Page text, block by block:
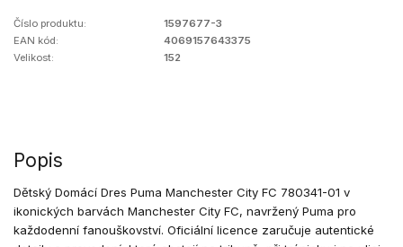
Číslo produktu:
1597677-3
EAN kód:
4069157643375
Velikost:
152
Popis
Dětský Domácí Dres Puma Manchester City FC 780341-01 v
ikonických barvách Manchester City FC, navržený Puma pro
každodenní fanouškovství. Oficiální licence zaručuje autentické